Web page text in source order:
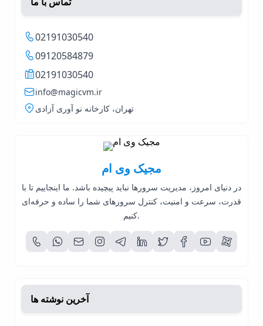
02191030540
09120584879
02191030540
info@magicvm.ir
تهران، کارخانه نو آوری آزادی
مجیک وی ام
در دنیای امروز، مدیریت سرورها نباید پیچیده باشد. ما اینجاییم تا با
قدرت، سرعت و امنیت، کنترل سرورهای شما را ساده و حرفه‌ای
کنیم.
آخرین نوشته ها